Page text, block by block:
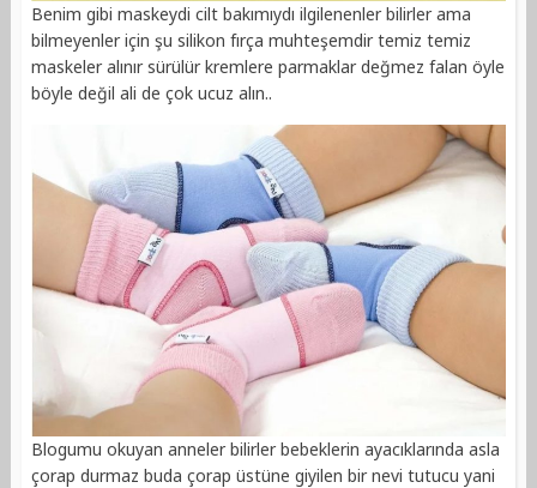
Benim gibi maskeydi cilt bakımıydı ilgilenenler bilirler ama
bilmeyenler için şu silikon fırça muhteşemdir temiz temiz
maskeler alınır sürülür kremlere parmaklar değmez falan öyle
böyle değil ali de çok ucuz alın..
Blogumu okuyan anneler bilirler bebeklerin ayacıklarında asla
çorap durmaz buda çorap üstüne giyilen bir nevi tutucu yani